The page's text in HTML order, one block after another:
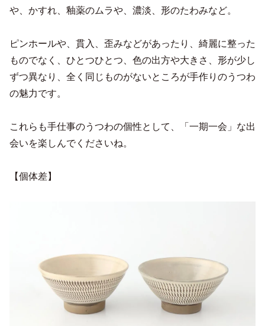
や、かすれ、釉薬のムラや、濃淡、形のたわみなど。
ピンホールや、貫入、歪みなどがあったり、綺麗に整った
ものでなく、ひとつひとつ、色の出方や大きさ、形が少し
ずつ異なり、全く同じものがないところが手作りのうつわ
の魅力です。
これらも手仕事のうつわの個性として、「一期一会」な出
会いを楽しんでくださいね。
【個体差】